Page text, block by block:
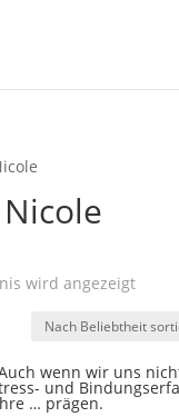
wird angezeigt
wenn wir uns
und
… prägen.